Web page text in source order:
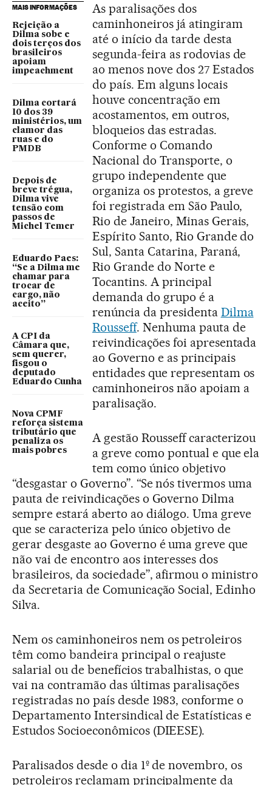
MAIS INFORMAÇÕES
Rejeição a
Dilma sobe e
dois terços dos
brasileiros
apoiam
impeachment
Dilma cortará
10 dos 39
ministérios, um
clamor das
ruas e do
PMDB
Depois de
breve trégua,
Dilma vive
tensão com
passos de
Michel Temer
Eduardo Paes:
“Se a Dilma me
chamar para
trocar de
cargo, não
aceito”
A CPI da
Câmara que,
sem querer,
fisgou o
deputado
Eduardo Cunha
Nova CPMF
reforça sistema
tributário que
penaliza os
mais pobres
As paralisações dos
caminhoneiros já atingiram
até o início da tarde desta
segunda-feira as rodovias de
ao menos nove dos 27 Estados
do país. Em alguns locais
houve concentração em
acostamentos, em outros,
bloqueios das estradas.
Conforme o Comando
Nacional do Transporte, o
grupo independente que
organiza os protestos, a greve
foi registrada em São Paulo,
Rio de Janeiro, Minas Gerais,
Espírito Santo, Rio Grande do
Sul, Santa Catarina, Paraná,
Rio Grande do Norte e
Tocantins. A principal
demanda do grupo é a
renúncia da presidenta Dilma
Rousseff. Nenhuma pauta de
reivindicações foi apresentada
ao Governo e as principais
entidades que representam os
caminhoneiros não apoiam a
paralisação.
A gestão Rousseff caracterizou
a greve como pontual e que ela
tem como único objetivo
“desgastar o Governo”. “Se nós tivermos uma
pauta de reivindicações o Governo Dilma
sempre estará aberto ao diálogo. Uma greve
que se caracteriza pelo único objetivo de
gerar desgaste ao Governo é uma greve que
não vai de encontro aos interesses dos
brasileiros, da sociedade”, afirmou o ministro
da Secretaria de Comunicação Social, Edinho
Silva.
Nem os caminhoneiros nem os petroleiros
têm como bandeira principal o reajuste
salarial ou de benefícios trabalhistas, o que
vai na contramão das últimas paralisações
registradas no país desde 1983, conforme o
Departamento Intersindical de Estatísticas e
Estudos Socioeconômicos (DIEESE).
Paralisados desde o dia 1º de novembro, os
petroleiros reclamam principalmente da